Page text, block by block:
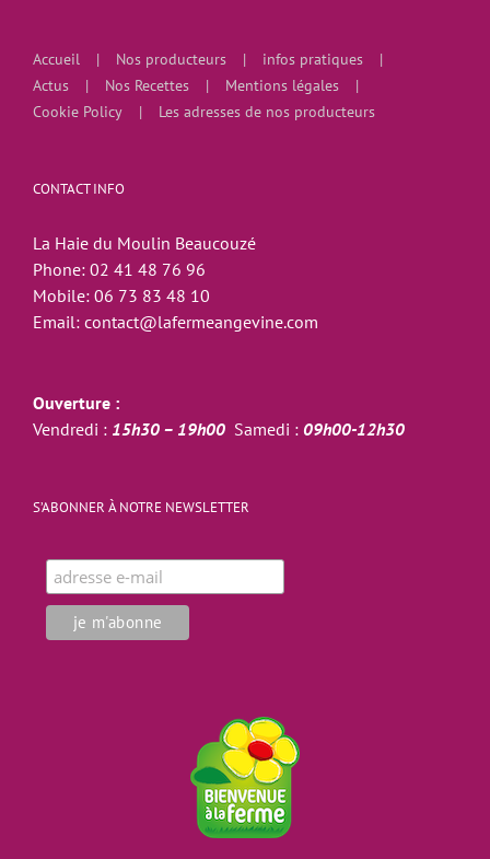
Accueil Nos producteurs
infos pratiques
Actus
Nos Recettes
Mentions légales
Cookie Policy
Les adresses de nos producteurs
CONTACT INFO
La Haie du Moulin Beaucouzé
Phone: 02 41 48 76 96
Mobile: 06 73 83 48 10
Email: contact@lafermeangevine.com
Ouverture :
Vendredi : 15h30 – 19h00 Samedi : 09h00-12h30
S’ABONNER À NOTRE NEWSLETTER